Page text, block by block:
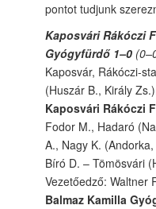
pontot tudjunk
Kaposvári Rákóczi
Gyógyfürdő 1–0
Kaposvár, Rákóczi-
(Huszár B., Király
Kaposvári Rákóczi
Fodor M., Hadaró
A., Nagy K.
Bíró D. – Tömösvári
Vezetőedző: Waltner
Balmaz Kamilla